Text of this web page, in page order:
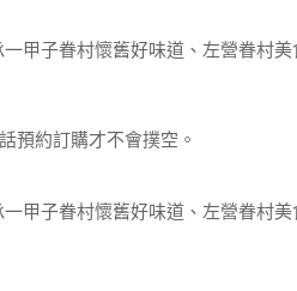
預約訂購才不會撲空。